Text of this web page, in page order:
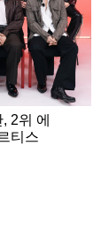
2위 에
티스